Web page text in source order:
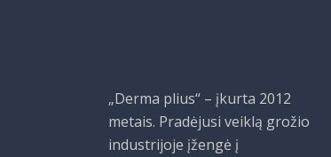
„Derma plius“ – įkurta 2012
metais. Pradėjusi veiklą grožio
industrijoje įžengė į